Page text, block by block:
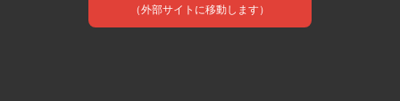
（外部サイトに移動します）